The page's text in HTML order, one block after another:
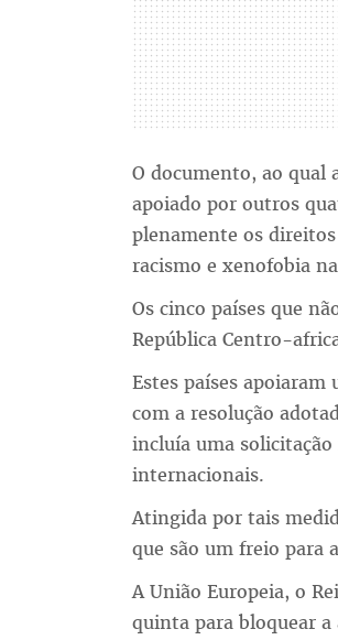
O documento, ao qual
apoiado por outros
plenamente os
racismo e xenofobia
Os cinco países que
República Centro-
Estes países
com a resolução
incluía uma solicitação
internacionais.
Atingida por tais
que são um freio para
A União Europeia, o
quinta para bloquear a